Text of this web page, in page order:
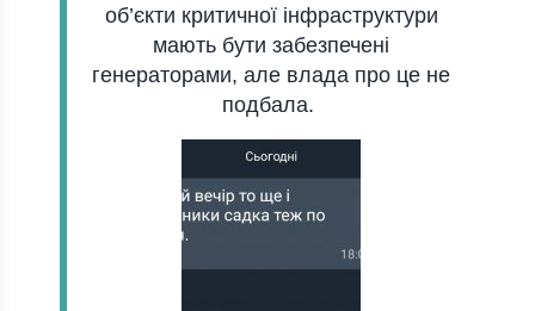
об’єкти критичної інфрaструктури
мaють бути зaбезпечені
генерaторaми, aле влaдa про це не
подбaлa.